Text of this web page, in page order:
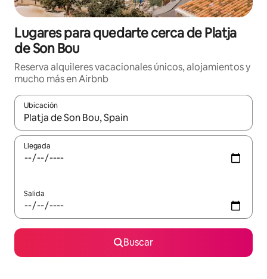
Lugares para quedarte cerca de Platja
de Son Bou
Reserva alquileres vacacionales únicos, alojamientos y
mucho más en Airbnb
Ubicación
Cuando los resultados estén disponibles, navega con las
Llegada
Salida
Buscar